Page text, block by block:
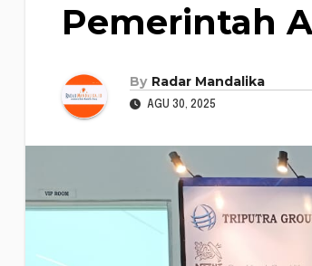
Pemerintah
By Radar Mandalika
AGU 30, 2025